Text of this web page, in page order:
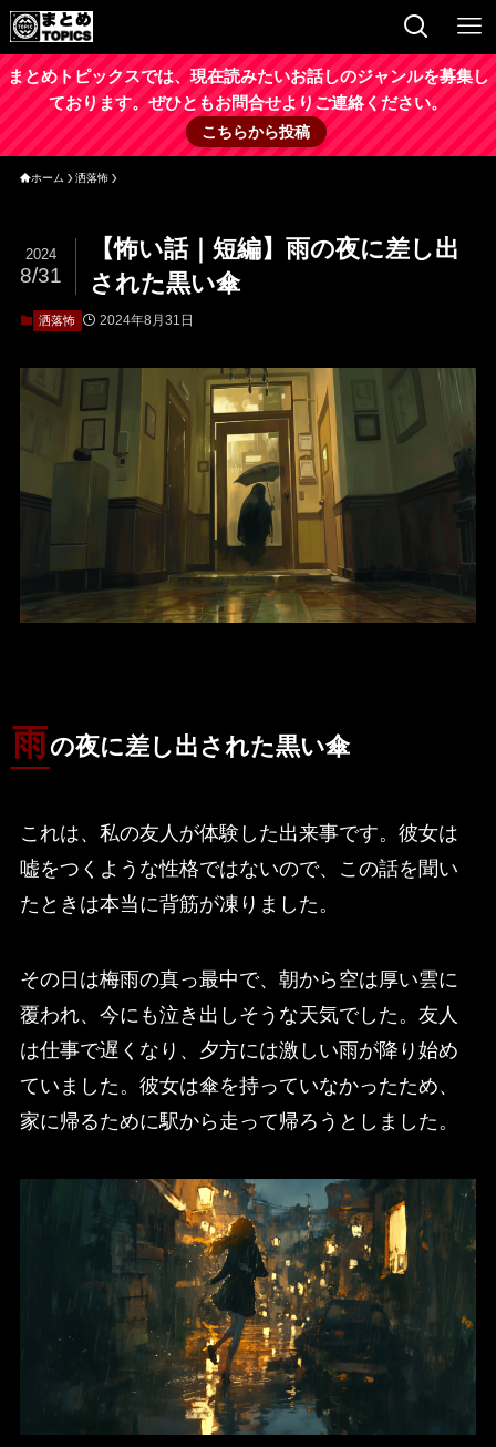
まとめトピックスでは、現在読みたいお話しのジャンルを募集し
ております。ぜひともお問合せよりご連絡ください。
こちらから投稿
ホーム 洒落怖
【怖い話｜短編】雨の夜に差し出
された黒い傘
2024
8/31
洒落怖 2024年8月31日
雨の夜に差し出された黒い傘
これは、私の友人が体験した出来事です。彼女は
嘘をつくような性格ではないので、この話を聞い
たときは本当に背筋が凍りました。
その日は梅雨の真っ最中で、朝から空は厚い雲に
覆われ、今にも泣き出しそうな天気でした。友人
は仕事で遅くなり、夕方には激しい雨が降り始め
ていました。彼女は傘を持っていなかったため、
家に帰るために駅から走って帰ろうとしました。